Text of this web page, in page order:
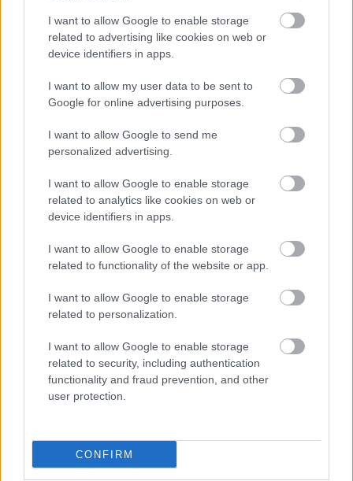
I want to allow Google to enable storage
related to advertising like cookies on web or
device identifiers in apps.
I want to allow my user data to be sent to
Google for online advertising purposes.
I want to allow Google to send me
personalized advertising.
I want to allow Google to enable storage
related to analytics like cookies on web or
device identifiers in apps.
I want to allow Google to enable storage
related to functionality of the website or app.
I want to allow Google to enable storage
related to personalization.
I want to allow Google to enable storage
related to security, including authentication
functionality and fraud prevention, and other
user protection.
CONFIRM
A döntés azonban számos gazdasági és politikai tényezőtől
függ, és a jövőben biztosan lesznek még további
konzultációk és elemzések annak érdekében, hogy a
legjobb megoldás születhessen meg.
a nyugdíjasok számára jelentene segítséget, hanem hosszú
Az elkövetkező időszakokban biztosan még sokat fogunk
hallani erről a kérdésről, és érdemes figyelemmel kísérni a
kormány döntéseit, hogy miként alakulnak a jövőbeli
juttatások.
Oszd meg ezt a posztot:
Whatsapp
Email